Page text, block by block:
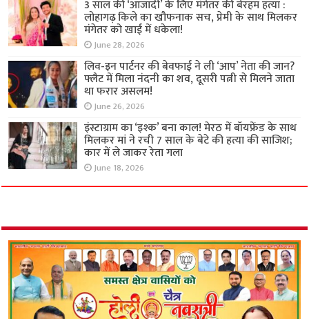
3 साल की ‘आजादी’ के लिए मंगेतर की बेरहम हत्या :
लोहागढ़ किले का खौफनाक सच, प्रेमी के साथ मिलकर
मंगेतर को खाई में धकेला!
June 28, 2026
लिव-इन पार्टनर की बेवफाई ने ली ‘आप’ नेता की जान?
फ्लैट में मिला नंदनी का शव, दूसरी पत्नी से मिलने जाता
था फरार असलम!
June 26, 2026
इंस्टाग्राम का ‘इश्क’ बना काल! मेरठ में बॉयफ्रेंड के साथ
मिलकर मां ने रची 7 साल के बेटे की हत्या की साजिश;
कार में ले जाकर रेता गला
June 18, 2026